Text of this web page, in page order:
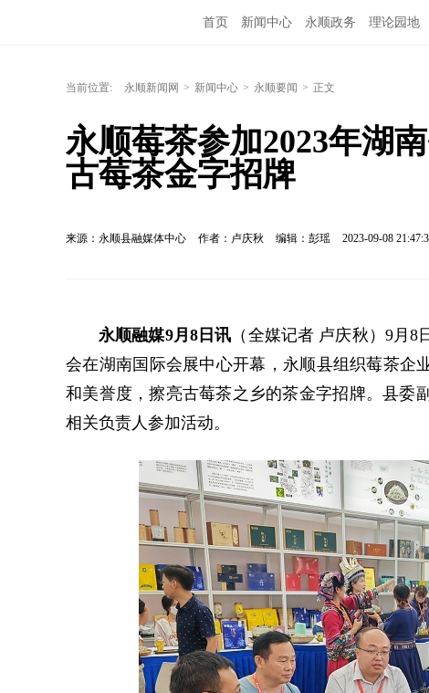
首页 新闻中心 永顺政务 理论园地
当前位置: 永顺新闻网 > 新闻中心 > 永顺要闻 > 正文
永顺莓茶参加2023年湖
古莓茶金字招牌
来源：永顺县融媒体中心 作者：卢庆秋 编辑：彭瑶 2023-09-08
永顺融媒9月8日讯 （全媒记者 卢庆秋）9月
会在湖南国际会展中心开幕，永顺县组织莓茶企
和美誉度，擦亮古莓茶之乡的茶金字招牌。县委
相关负责人参加活动。